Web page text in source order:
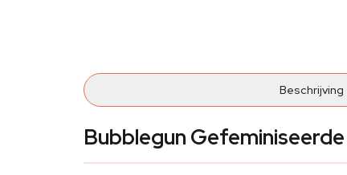
Beschrijving
Bubblegun